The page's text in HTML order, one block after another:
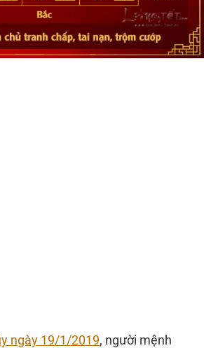
ngày 19/1/2019, người mệnh